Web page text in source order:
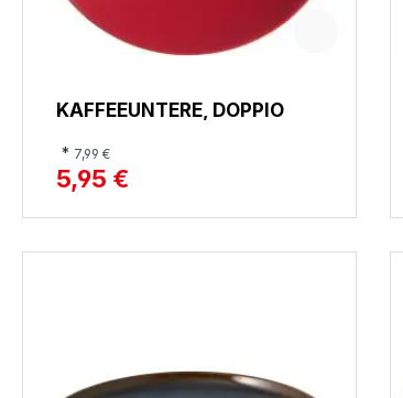
KAFFEEUNTERE, DOPPIO
* 7,99 €
5,95 €